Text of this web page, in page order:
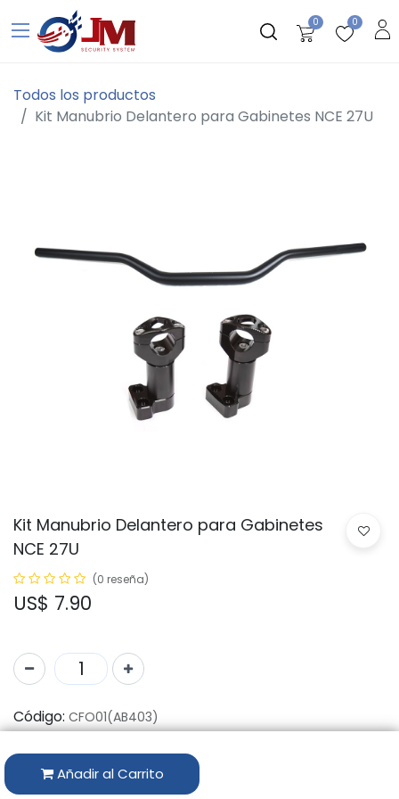
0 0
Todos los productos
Kit Manubrio Delantero para Gabinetes NCE 27U
Kit Manubrio Delantero para Gabinetes
NCE 27U
(0 reseña)
US$ 7.90
Añadir al Carrito
Código: CFO01(AB403)
Marca:LINKBASIC
Disponibilidad por Almacén